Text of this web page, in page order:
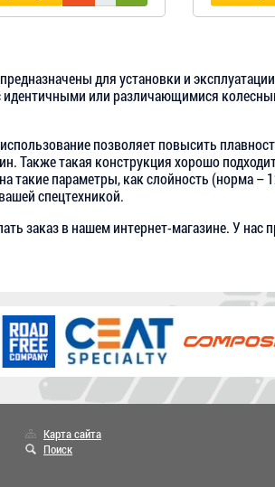
для установки и
идентичными или различающимися
позволяет повысить
Также такая конструкция хорошо
такие параметры, как слойность (норма –
спецтехникой.
заказ в нашем интернет-магазине. У нас
Карта сайта
Поиск